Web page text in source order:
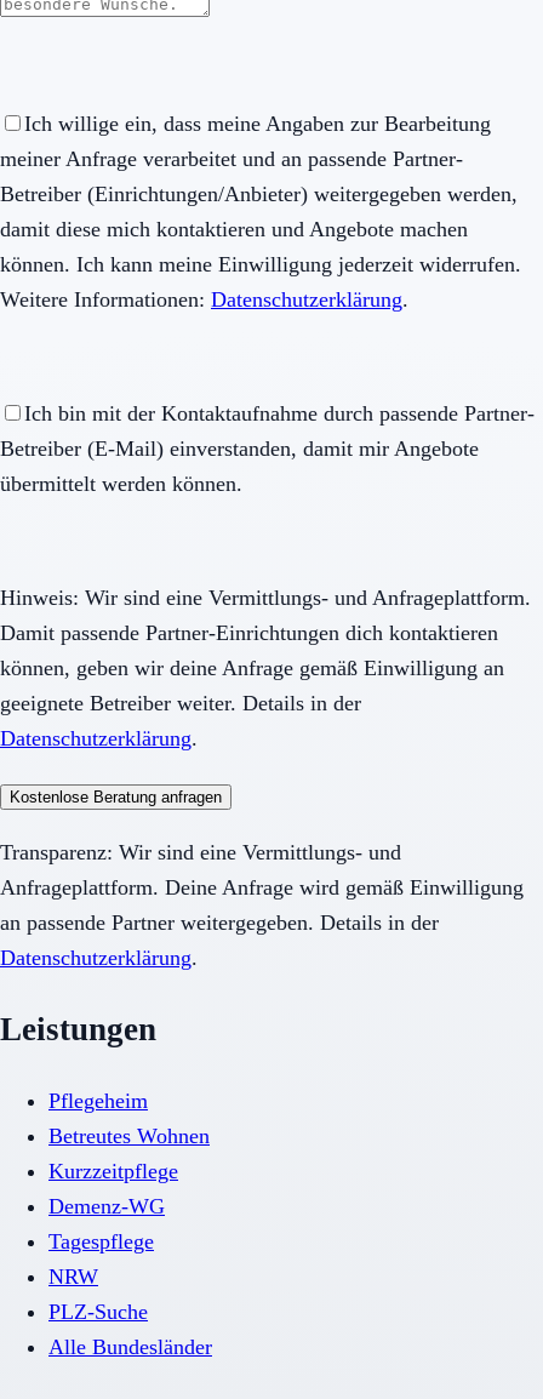
Ich willige ein, dass meine Angaben zur Bearbeitung
meiner Anfrage verarbeitet und an passende Partner-
Betreiber (Einrichtungen/Anbieter) weitergegeben werden,
damit diese mich kontaktieren und Angebote machen
können. Ich kann meine Einwilligung jederzeit widerrufen.
Weitere Informationen: Datenschutzerklärung.
Ich bin mit der Kontaktaufnahme durch passende Partner-
Betreiber (E-Mail) einverstanden, damit mir Angebote
übermittelt werden können.
Hinweis: Wir sind eine Vermittlungs- und Anfrageplattform.
Damit passende Partner-Einrichtungen dich kontaktieren
können, geben wir deine Anfrage gemäß Einwilligung an
geeignete Betreiber weiter. Details in der
Datenschutzerklärung.
Kostenlose Beratung anfragen
Transparenz: Wir sind eine Vermittlungs- und
Anfrageplattform. Deine Anfrage wird gemäß Einwilligung
an passende Partner weitergegeben. Details in der
Datenschutzerklärung.
Leistungen
Pflegeheim
Betreutes Wohnen
Kurzzeitpflege
Demenz-WG
Tagespflege
NRW
PLZ-Suche
Alle Bundesländer